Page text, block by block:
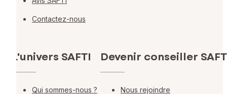
Contactez-nous
L'univers SAFTI
Qui sommes-nous ?
Devenir conseiller
Nous rejoindre